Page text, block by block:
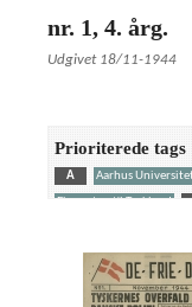
nr. 1, 4. årg.
Udgivet 18/11-1944
Prioriterede tags
A Aarhus
Eksporten til Tyskland
Aalborg Aarhus
Best, Werner